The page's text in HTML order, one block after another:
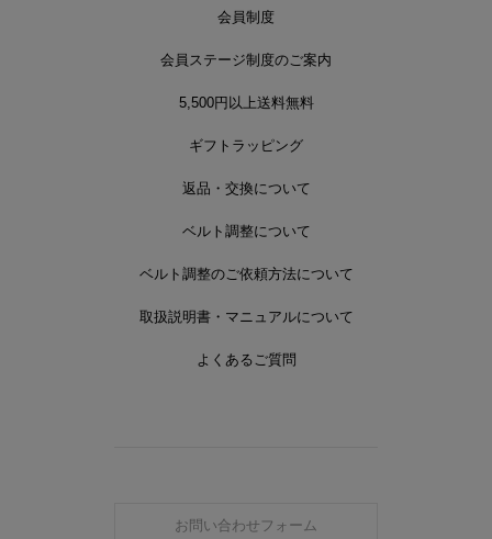
会員制度
会員ステージ制度のご案内
5,500円以上送料無料
ギフトラッピング
返品・交換について
ベルト調整について
ベルト調整のご依頼方法について
取扱説明書・マニュアルについて
よくあるご質問
お問い合わせフォーム